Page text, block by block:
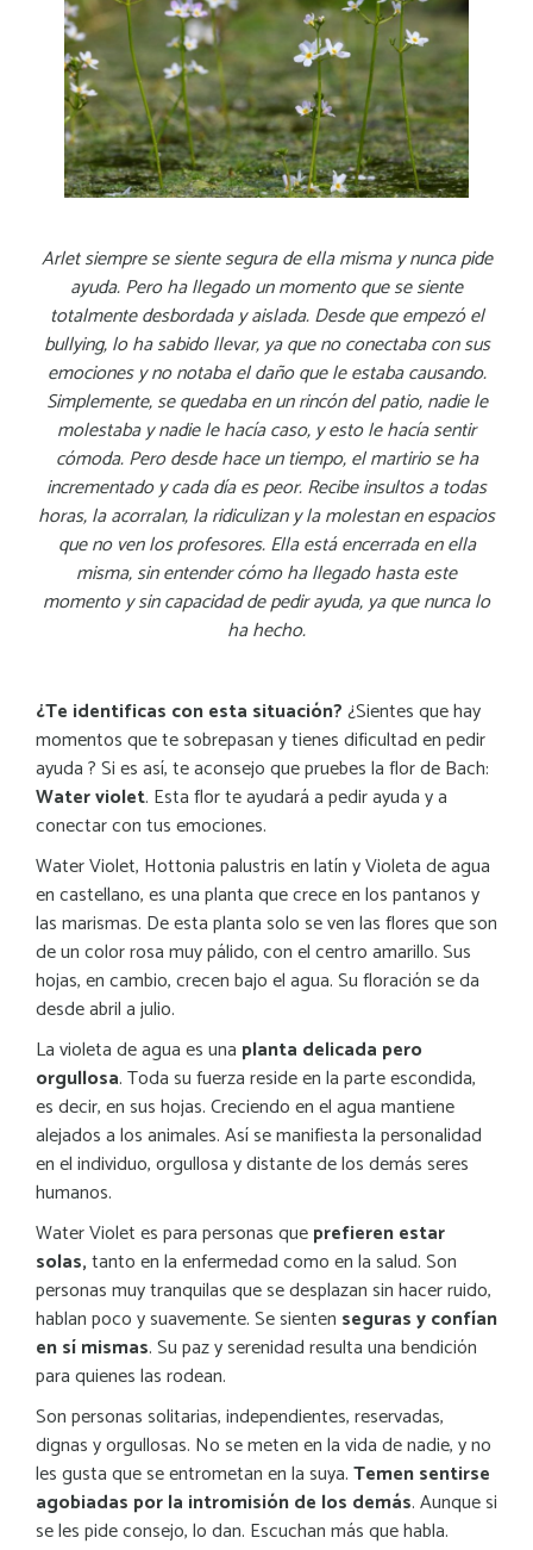
Arlet siempre se siente segura de ella misma y nunca pide
ayuda. Pero ha llegado un momento que se siente
totalmente desbordada y aislada. Desde que empezó el
bullying, lo ha sabido llevar, ya que no conectaba con sus
emociones y no notaba el daño que le estaba causando.
Simplemente, se quedaba en un rincón del patio, nadie le
molestaba y nadie le hacía caso, y esto le hacía sentir
cómoda. Pero desde hace un tiempo, el martirio se ha
incrementado y cada día es peor. Recibe insultos a todas
horas, la acorralan, la ridiculizan y la molestan en espacios
que no ven los profesores. Ella está encerrada en ella
misma, sin entender cómo ha llegado hasta este
momento y sin capacidad de pedir ayuda, ya que nunca lo
ha hecho.
¿Te identificas con esta situación?¿Sientes que hay
momentos que te sobrepasan y tienes dificultad en pedir
ayuda ? Si es así, te aconsejo que pruebes la flor de Bach:
Water violet. Esta flor te ayudará a pedir ayuda y a
conectar con tus emociones.
Water Violet, Hottonia palustris en latín y Violeta de agua
en castellano, es una planta que crece en los pantanos y
las marismas. De esta planta solo se ven las flores que son
de un color rosa muy pálido, con el centro amarillo. Sus
hojas, en cambio, crecen bajo el agua. Su floración se da
desde abril a julio.
La violeta de agua es una planta delicada pero
orgullosa. Toda su fuerza reside en la parte escondida,
es decir, en sus hojas. Creciendo en el agua mantiene
alejados a los animales. Así se manifiesta la personalidad
en el individuo, orgullosa y distante de los demás seres
humanos.
Water Violet es para personas queprefieren estar
solas,tanto en la enfermedad como en la salud. Son
personas muy tranquilas que se desplazan sin hacer ruido,
hablan poco y suavemente. Se sienten seguras y confían
en sí mismas. Su paz y serenidad resulta una bendición
para quienes las rodean.
Son personas solitarias, independientes, reservadas,
dignas y orgullosas. No se meten en la vida de nadie, y no
les gusta que se entrometan en la suya.Temen sentirse
agobiadas por la intromisión de los demás. Aunque si
se les pide consejo, lo dan. Escuchan más que habla.